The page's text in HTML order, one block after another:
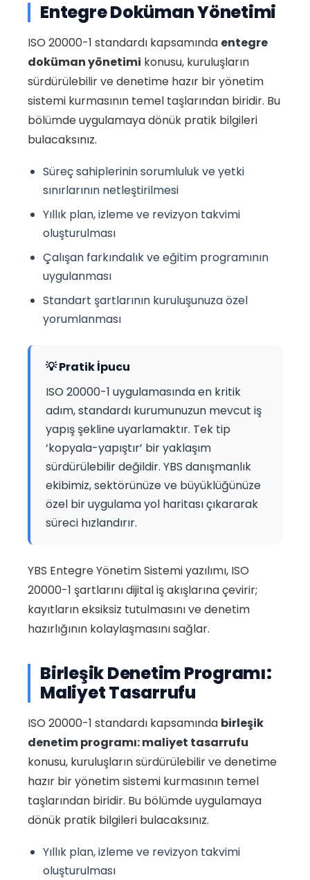
Entegre Doküman Yönetimi
ISO 20000-1 standardı kapsamında entegre
doküman yönetimi konusu, kuruluşların
sürdürülebilir ve denetime hazır bir yönetim
sistemi kurmasının temel taşlarından biridir. Bu
bölümde uygulamaya dönük pratik bilgileri
bulacaksınız.
Süreç sahiplerinin sorumluluk ve yetki
sınırlarının netleştirilmesi
Yıllık plan, izleme ve revizyon takvimi
oluşturulması
Çalışan farkındalık ve eğitim programının
uygulanması
Standart şartlarının kuruluşunuza özel
yorumlanması
💡 Pratik İpucu
ISO 20000-1 uygulamasında en kritik
adım, standardı kurumunuzun mevcut iş
yapış şekline uyarlamaktır. Tek tip
‘kopyala-yapıştır’ bir yaklaşım
sürdürülebilir değildir. YBS danışmanlık
ekibimiz, sektörünüze ve büyüklüğünüze
özel bir uygulama yol haritası çıkararak
süreci hızlandırır.
YBS Entegre Yönetim Sistemi yazılımı, ISO
20000-1 şartlarını dijital iş akışlarına çevirir;
kayıtların eksiksiz tutulmasını ve denetim
hazırlığının kolaylaşmasını sağlar.
Birleşik Denetim Programı:
Maliyet Tasarrufu
ISO 20000-1 standardı kapsamında birleşik
denetim programı: maliyet tasarrufu
konusu, kuruluşların sürdürülebilir ve denetime
hazır bir yönetim sistemi kurmasının temel
taşlarından biridir. Bu bölümde uygulamaya
dönük pratik bilgileri bulacaksınız.
Yıllık plan, izleme ve revizyon takvimi
oluşturulması